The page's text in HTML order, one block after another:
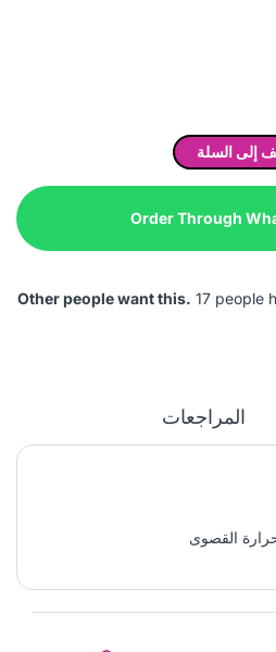
إلى السلة
Order Through
Other people want this. 17 people
المراجعات
القصوى